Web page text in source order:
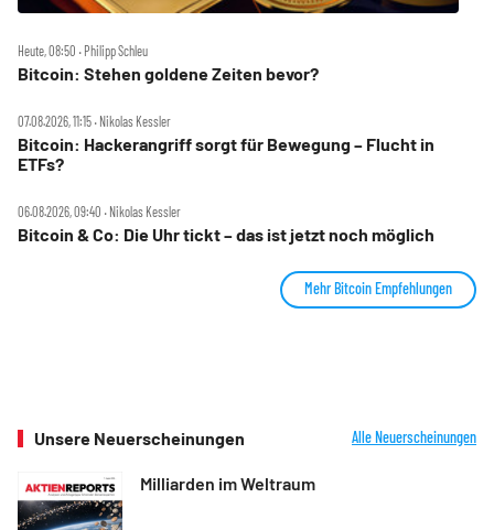
Heute, 08:50 ‧ Philipp Schleu
Bitcoin: Stehen goldene Zeiten bevor?
07.08.2026, 11:15 ‧ Nikolas Kessler
Bitcoin: Hackerangriff sorgt für Bewegung – Flucht in
ETFs?
06.08.2026, 09:40 ‧ Nikolas Kessler
Bitcoin & Co: Die Uhr tickt – das ist jetzt noch möglich
Mehr Bitcoin Empfehlungen
Unsere Neuerscheinungen Alle Neuerscheinungen
Milliarden im Weltraum